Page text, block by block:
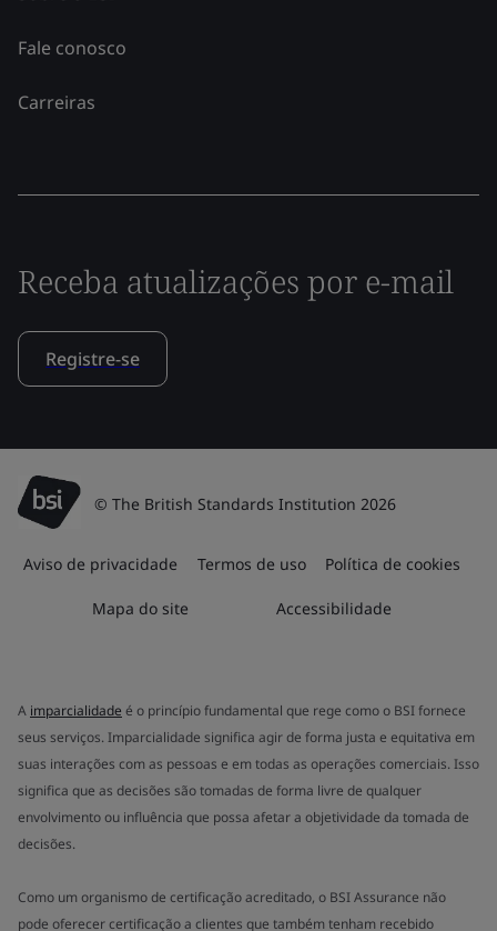
Fale conosco
Carreiras
Receba atualizações por e-mail
Registre-se
© The British Standards Institution 2026
Aviso de privacidade Termos de uso Política de cookies
Mapa do site Accessibilidade
A imparcialidade é o princípio fundamental que rege como o BSI fornece
seus serviços. Imparcialidade significa agir de forma justa e equitativa em
suas interações com as pessoas e em todas as operações comerciais. Isso
significa que as decisões são tomadas de forma livre de qualquer
envolvimento ou influência que possa afetar a objetividade da tomada de
decisões.
Como um organismo de certificação acreditado, o BSI Assurance não
pode oferecer certificação a clientes que também tenham recebido